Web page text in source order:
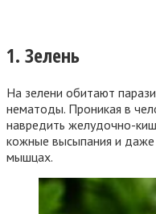
1. Зелень
На зелени обитают
нематоды. Проникая в
навредить желудочно-
кожные высыпания и
мышцах.